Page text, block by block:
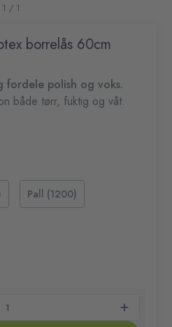
1 / 1
borrelås 60cm
polish og voks.
både tørr, fuktig og våt.
Pall (1200)